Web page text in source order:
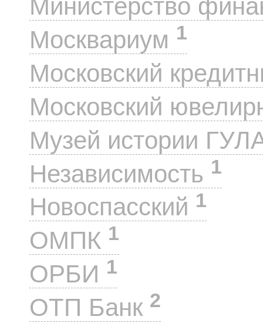
Министерство
Москвариум 1
Московский
Московский
Музей истории
Независимость 1
Новоспасский 1
ОМПК 1
ОРБИ 1
ОТП Банк 2